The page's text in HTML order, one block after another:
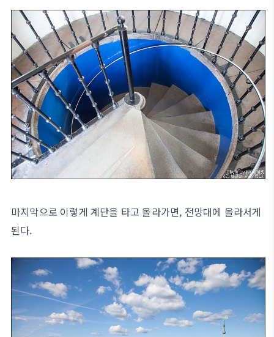
마지막으로 이렇게 계단을 타고 올라가면, 전망대에 올라서게
된다.